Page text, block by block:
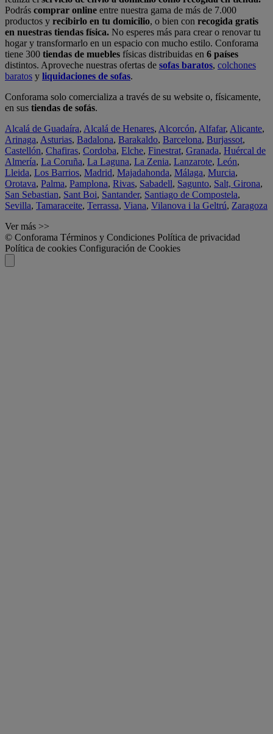
Podrás comprar online entre nuestra gama de más de 7.000
productos y recibirlo en tu domicilio, o bien con recogida gratis
en nuestras tiendas física. No esperes más para crear o renovar tu
hogar y transformarlo en un espacio con mucho estilo. Conforama
tiene 300 tiendas de muebles físicas distribuidas en 6 países
distintos. Aproveche nuestras ofertas de sofas baratos, colchones
baratos y liquidaciones de sofas.
Conforama solo comercializa a través de su website o, físicamente,
en sus tiendas de sofás.
Alcalá de Guadaíra, Alcalá de Henares, Alcorcón, Alfafar, Alicante,
Arinaga, Asturias, Badalona, Barakaldo, Barcelona, Burjassot,
Castellón, Chafiras, Cordoba, Elche, Finestrat, Granada, Huércal de
Almería, La Coruña, La Laguna, La Zenia, Lanzarote, León,
Lleida, Los Barrios, Madrid, Majadahonda, Málaga, Murcia,
Orotava, Palma, Pamplona, Rivas, Sabadell, Sagunto, Salt, Girona,
San Sebastian, Sant Boi, Santander, Santiago de Compostela,
Sevilla, Tamaraceite, Terrassa, Viana, Vilanova i la Geltrú, Zaragoza
Ver más >>
© Conforama Términos y Condiciones Política de privacidad
Política de cookies Configuración de Cookies